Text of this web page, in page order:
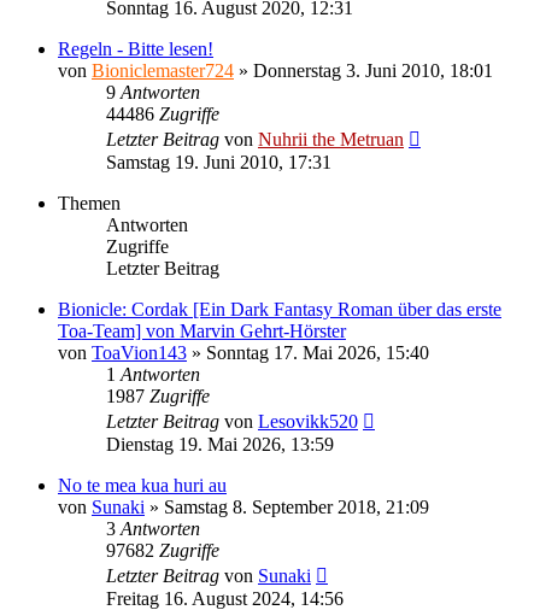
Sonntag 16. August 2020, 12:31
Regeln - Bitte lesen!
von Bioniclemaster724 » Donnerstag 3. Juni 2010, 18:01
9 Antworten
44486 Zugriffe
Letzter Beitrag von Nuhrii the Metruan
Samstag 19. Juni 2010, 17:31
Themen
Antworten
Zugriffe
Letzter Beitrag
Bionicle: Cordak [Ein Dark Fantasy Roman über das erste
Toa-Team] von Marvin Gehrt-Hörster
von ToaVion143 » Sonntag 17. Mai 2026, 15:40
1 Antworten
1987 Zugriffe
Letzter Beitrag von Lesovikk520
Dienstag 19. Mai 2026, 13:59
No te mea kua huri au
von Sunaki » Samstag 8. September 2018, 21:09
3 Antworten
97682 Zugriffe
Letzter Beitrag von Sunaki
Freitag 16. August 2024, 14:56